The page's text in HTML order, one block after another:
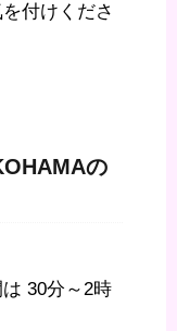
付けくださ
の
30分～2時